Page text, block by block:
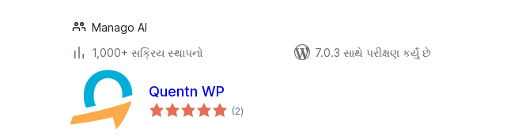
Manago AI
1,000+ સક્રિય સ્થાપનો
7.0.3 સાથે પરીક્ષણ કર્યું છે
Quentn WP
(2કુલ
રેટિંગ્સ
)